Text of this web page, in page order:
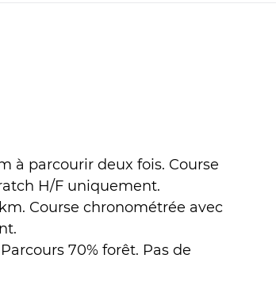
à parcourir deux fois. Course
H/F uniquement.
Course chronométrée avec
70% forêt. Pas de